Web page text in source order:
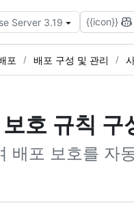
Server 3.19 {{icon}}
포 배포 구성 및 관리
호 규칙 구
배포 보호를 자